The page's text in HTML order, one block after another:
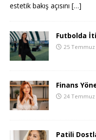
estetik bakış açısını […]
Futbolda
25 Temmuz
Finans
24 Temmuz
Patili